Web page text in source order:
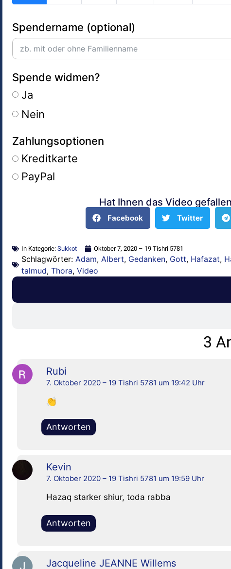
Spendername (optional)
Spende widmen?
Ja
Nein
Zahlungsoptionen
Kreditkarte
PayPal
Hat Ihnen das Video
Facebook Twitter
In Kategorie: Sukkot Oktober 7, 2020 – 19 Tishri 5781
Schlagwörter: Adam, Albert, Gedanken, Gott, Hafazat,
talmud, Thora, Video
3
Rubi
7. Oktober 2020 – 19 Tishri 5781 um 19:42 Uhr
👏
Antworten
Kevin
7. Oktober 2020 – 19 Tishri 5781 um 19:59 Uhr
Hazaq starker shiur, toda rabba
Antworten
Jacqueline JEANNE Willems